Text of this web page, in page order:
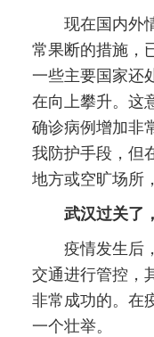
现在国内外情
常果断的措施，
一些主要国家还
在向上攀升。这
确诊病例增加非
我防护手段，但
地方或空旷场所
武汉过关了
疫情发生后，
交通进行管控，
非常成功的。在
一个壮举。